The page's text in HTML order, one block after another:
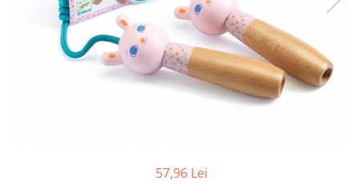
57,96 Lei